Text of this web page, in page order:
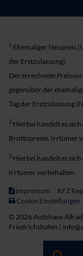
1 Ehemaliger Neupreis
der Erstzulassung).
Der errechnete
gegenüber der
Tag der Erstzulassung
2 Hierbei handelt es
Bruttopreise. Irrtümer
3 Hierbei handelt es
Irrtümer vorbehalten.
Impressum KFZ
Cookie Einstellungen
© 2026 Autohaus
Friedrichshafen |